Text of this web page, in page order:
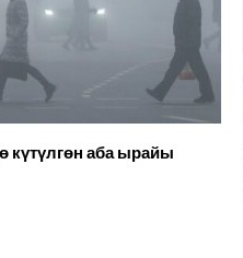
күтүлгөн аба ырайы